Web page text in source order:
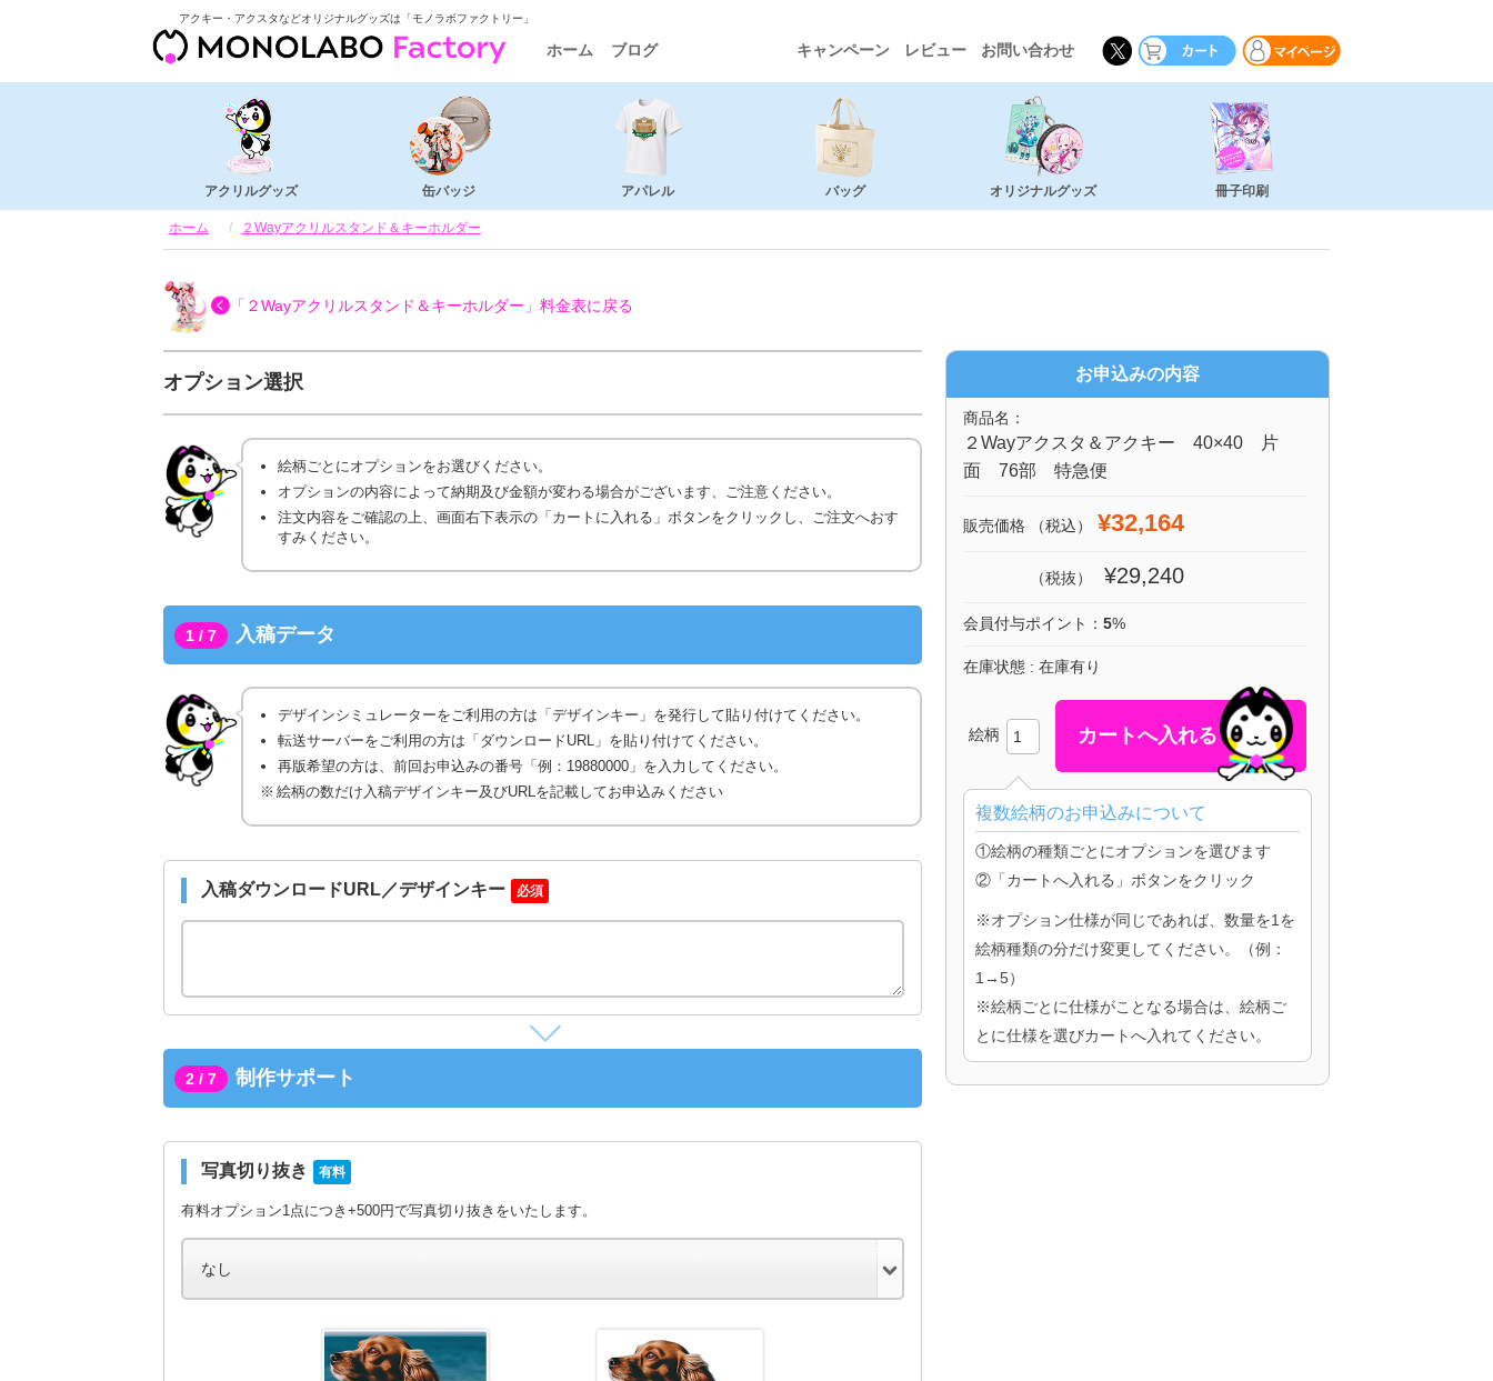
アクキー・アクスタなどオリジナルグッズは「モノラボファクトリー」
ホーム ブログ キャンペーン レビュー お問い合わせ
アクリルグッズ 缶バッジ アパレル バッグ オリジナルグッズ 冊子印刷
ホーム ２Wayアクリルスタンド＆キーホルダー
「２Wayアクリルスタンド＆キーホルダー」 料金表に戻る
オプション選択
絵柄ごとにオプションをお選びください。
オプションの内容によって納期及び金額が変わる場合がございます、ご注意ください。
注文内容をご確認の上、画面右下表示の「カートに入れる」ボタンをクリックし、ご注文へおす
すみください。
1 / 7 入稿データ
デザインシミュレーターをご利用の方は「デザインキー」を発行して貼り付けてください。
転送サーバーをご利用の方は「ダウンロードURL」を貼り付けてください。
再版希望の方は、前回お申込みの番号「例：19880000」を入力してください。
絵柄の数だけ入稿デザインキー及びURLを記載してお申込みください
入稿ダウンロードURL／デザインキー 必須
2 / 7 制作サポート
写真切り抜き 有料
有料オプション1点につき+500円で写真切り抜きをいたします。
お申込みの内容
商品名：
２Wayアクスタ＆アクキー 40×40 片
面 76部 特急便
販売価格 （税込） ¥32,164
（税抜） ¥29,240
会員付与ポイント： 5%
在庫状態 : 在庫有り
絵柄
複数絵柄のお申込みについて
①絵柄の種類ごとにオプションを選びます
②「カートへ入れる」ボタンをクリック
※オプション仕様が同じであれば、数量を1を
絵柄種類の分だけ変更してください。（例：
1→5）
※絵柄ごとに仕様がことなる場合は、絵柄ご
とに仕様を選びカートへ入れてください。